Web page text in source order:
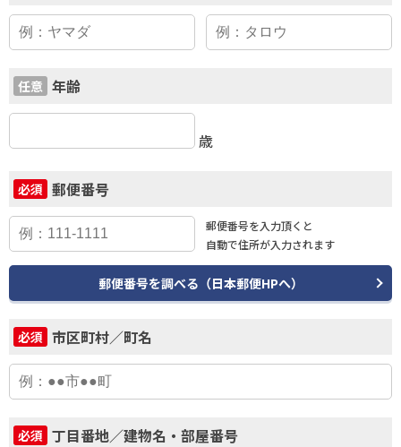
任意 年齢
歳
必須 郵便番号
郵便番号を入力頂くと
自動で住所が入力されます
郵便番号を調べる（日本郵便HPへ）
必須 市区町村／町名
必須 丁目番地／建物名・部屋番号